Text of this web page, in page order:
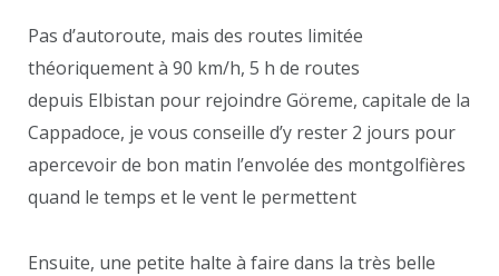
Pas d’autoroute, mais des routes limitée
théoriquement à 90 km/h, 5 h de routes
depuis Elbistan pour rejoindre Göreme, capitale de la
Cappadoce, je vous conseille d’y rester 2 jours pour
apercevoir de bon matin l’envolée des montgolfières
quand le temps et le vent le permettent
Ensuite, une petite halte à faire dans la très belle